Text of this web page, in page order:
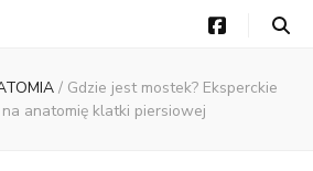
/ Gdzie jest mostek? Eksperckie
anatomię klatki piersiowej